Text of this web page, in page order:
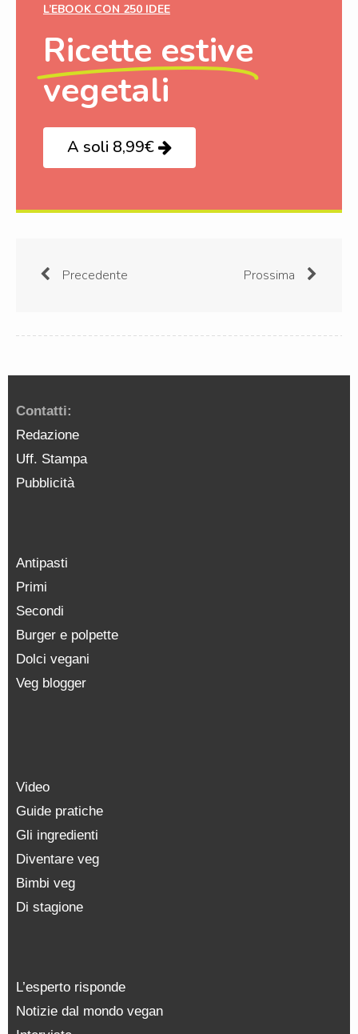
L’EBOOK CON 250 IDEE
Ricette estive
vegetali
A soli 8,99€
Precedente Prossima
Contatti:
Redazione
Uff. Stampa
Pubblicità
Antipasti
Primi
Secondi
Burger e polpette
Dolci vegani
Veg blogger
Video
Guide pratiche
Gli ingredienti
Diventare veg
Bimbi veg
Di stagione
L’esperto risponde
Notizie dal mondo vegan